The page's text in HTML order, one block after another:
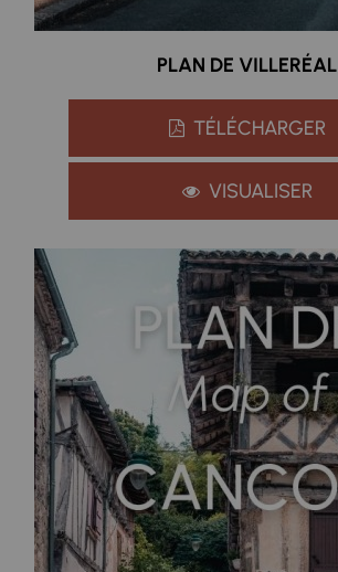
PLAN DE VILLERÉAL
TÉLÉCHARGER
VISUALISER